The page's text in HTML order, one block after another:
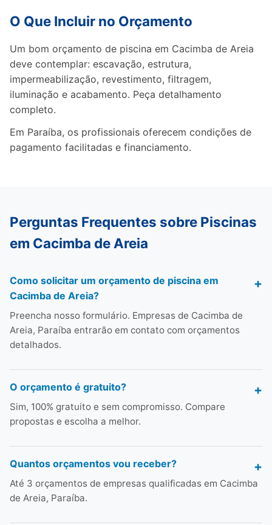
O Que Incluir no Orçamento
Um bom orçamento de piscina em Cacimba de Areia
deve contemplar: escavação, estrutura,
impermeabilização, revestimento, filtragem,
iluminação e acabamento. Peça detalhamento
completo.
Em Paraíba, os profissionais oferecem condições de
pagamento facilitadas e financiamento.
Perguntas Frequentes sobre Piscinas
em Cacimba de Areia
Como solicitar um orçamento de piscina em
Cacimba de Areia?
Preencha nosso formulário. Empresas de Cacimba de
Areia, Paraíba entrarão em contato com orçamentos
detalhados.
O orçamento é gratuito?
Sim, 100% gratuito e sem compromisso. Compare
propostas e escolha a melhor.
Quantos orçamentos vou receber?
Até 3 orçamentos de empresas qualificadas em Cacimba
de Areia, Paraíba.